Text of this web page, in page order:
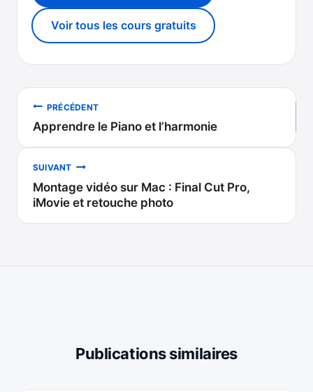
Voir tous les cours gratuits
Navigation
de
l’article
PRÉCÉDENT
Apprendre le Piano et l’harmonie
SUIVANT
Montage vidéo sur Mac : Final Cut Pro,
iMovie et retouche photo
Publications similaires